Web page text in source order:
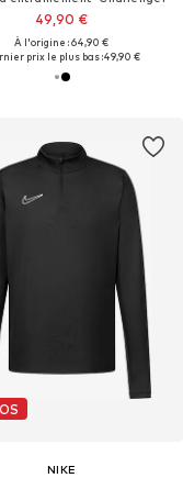
49,90 €
À l'origine : 64,90 €
prix le plus bas :49,90 €
NIKE